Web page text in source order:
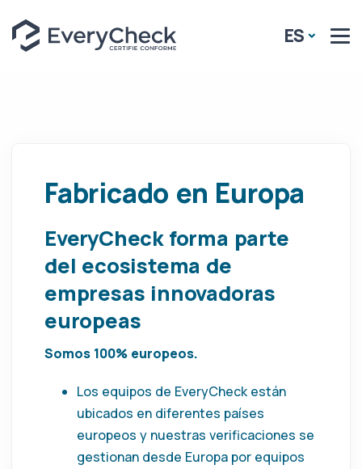
ES
Fabricado en Europa
EveryCheck forma parte
del ecosistema de
empresas innovadoras
europeas
Somos 100% europeos.
Los equipos de EveryCheck están
ubicados en diferentes países
europeos y nuestras verificaciones se
gestionan desde Europa por equipos